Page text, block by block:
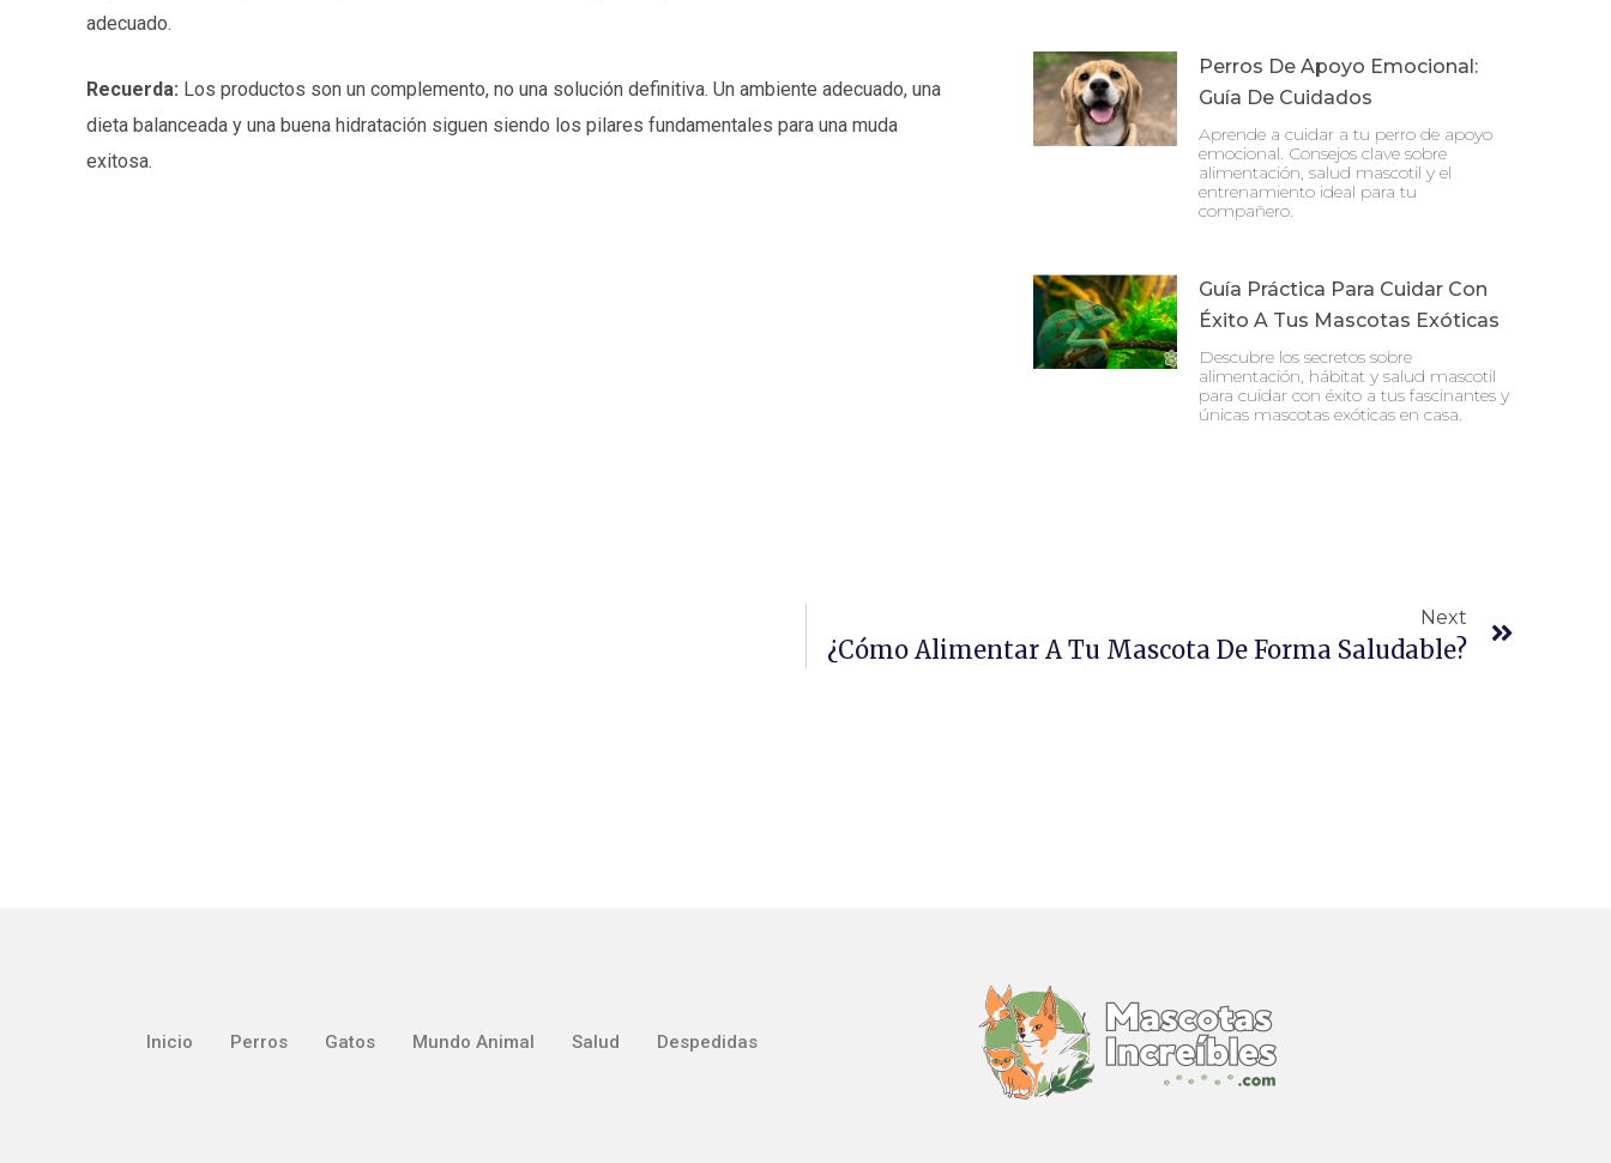
adecuado.
Recuerda: Los productos son un complemento, no una solución definitiva. Un ambiente adecuado, una
dieta balanceada y una buena hidratación siguen siendo los pilares fundamentales para una muda
exitosa.
Perros De Apoyo Emocional:
Guía De Cuidados
Aprende a cuidar a tu perro de apoyo
emocional. Consejos clave sobre
alimentación, salud mascotil y el
entrenamiento ideal para tu
compañero.
Guía Práctica Para Cuidar Con
Éxito A Tus Mascotas Exóticas
Descubre los secretos sobre
alimentación, hábitat y salud mascotil
para cuidar con éxito a tus fascinantes y
únicas mascotas exóticas en casa.
Next
¿Cómo Alimentar A Tu Mascota De Forma Saludable?
Inicio Perros Gatos Mundo Animal Salud Despedidas